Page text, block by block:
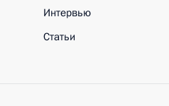
Интервью
Статьи